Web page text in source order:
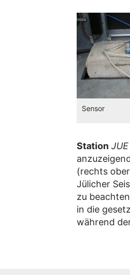
Sensor
Station JUE
(rechts
Jülicher
zu
in die
während